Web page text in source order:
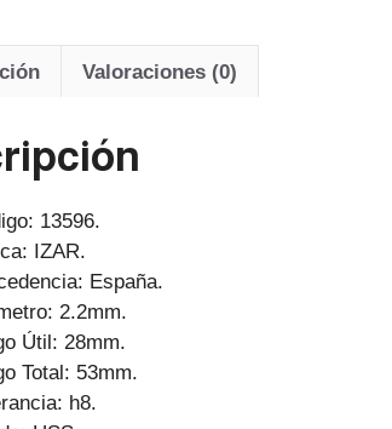
Valoraciones (0)
13596.
IZAR.
España.
2.2mm.
Útil: 28mm.
Total: 53mm.
h8.